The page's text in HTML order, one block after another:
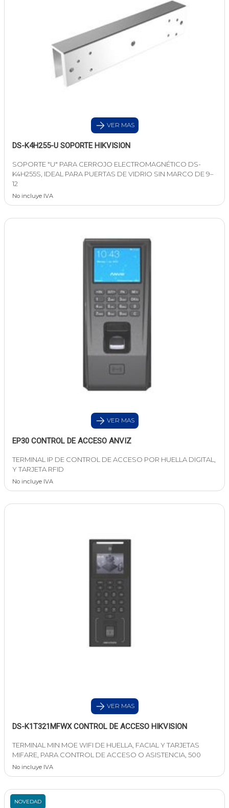
VER MAS
DS-K4H255-U SOPORTE HIKVISION
SOPORTE "U" PARA CERROJO ELECTROMAGNÉTICO DS-
K4H255S, IDEAL PARA PUERTAS DE VIDRIO SIN MARCO DE 9–
12
No incluye IVA
VER MAS
EP30 CONTROL DE ACCESO ANVIZ
TERMINAL IP DE CONTROL DE ACCESO POR HUELLA DIGITAL,
Y TARJETA RFID
No incluye IVA
VER MAS
DS-K1T321MFWX CONTROL DE ACCESO HIKVISION
TERMINAL MIN MOE WIFI DE HUELLA, FACIAL Y TARJETAS
MIFARE, PARA CONTROL DE ACCESO O ASISTENCIA, 500
No incluye IVA
NOVEDAD